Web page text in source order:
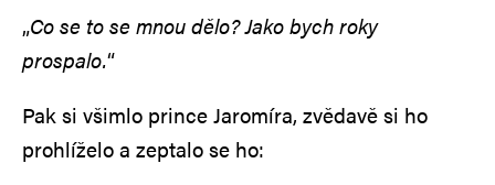
„Co se to se mnou dělo? Jako bych roky
prospalo.“
Pak si všimlo prince Jaromíra, zvědavě si ho
prohlíželo a zeptalo se ho: